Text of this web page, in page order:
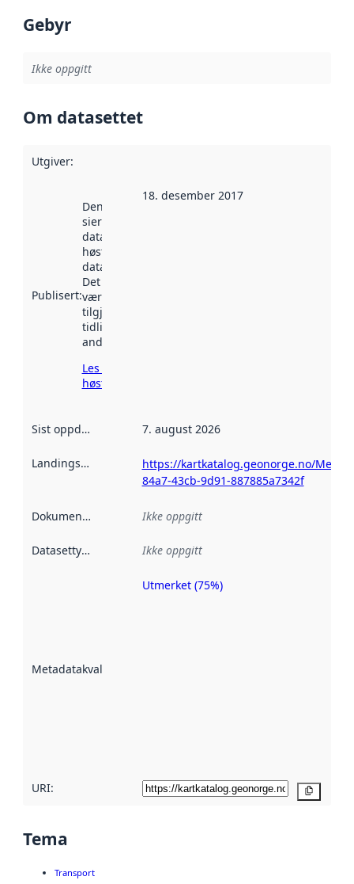
Gebyr
Ikke oppgitt
Om datasettet
Utgiver:
Publisert:
Denne datoen
sier når
datasettet ble
høstet av
data.norge.no.
Det kan ha
vært
tilgjengelig
tidligere
andre steder.
Les mer om
høsting her
18. desember 2017
Sist oppdatert 7. august 2026
Landingsside
https://kartkatalog.geonorge.no/
84a7-43cb-9d91-887885a7342f
Dokumentasjon Ikke oppgitt
Datasettype Ikke oppgitt
Metadatakvalitet
Metadatakvalitet
Utmerket (75%)
URI:
Tema
Transport